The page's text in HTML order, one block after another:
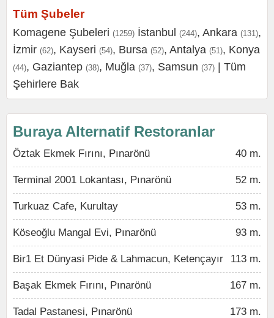
Tüm Şubeler
Komagene Şubeleri (1259) İstanbul (244), Ankara (131),
İzmir (62), Kayseri (54), Bursa (52), Antalya (51), Konya
(44), Gaziantep (38), Muğla (37), Samsun (37)
Tüm
Şehirlere Bak
Buraya Alternatif Restoranlar
Öztak Ekmek Fırını, Pınarönü 40 m.
Terminal 2001 Lokantası, Pınarönü 52 m.
Turkuaz Cafe, Kurultay 53 m.
Köseoğlu Mangal Evi, Pınarönü 93 m.
Bir1 Et Dünyasi Pide & Lahmacun, Ketençayır 113 m.
Başak Ekmek Fırını, Pınarönü 167 m.
Tadal Pastanesi, Pınarönü 173 m.